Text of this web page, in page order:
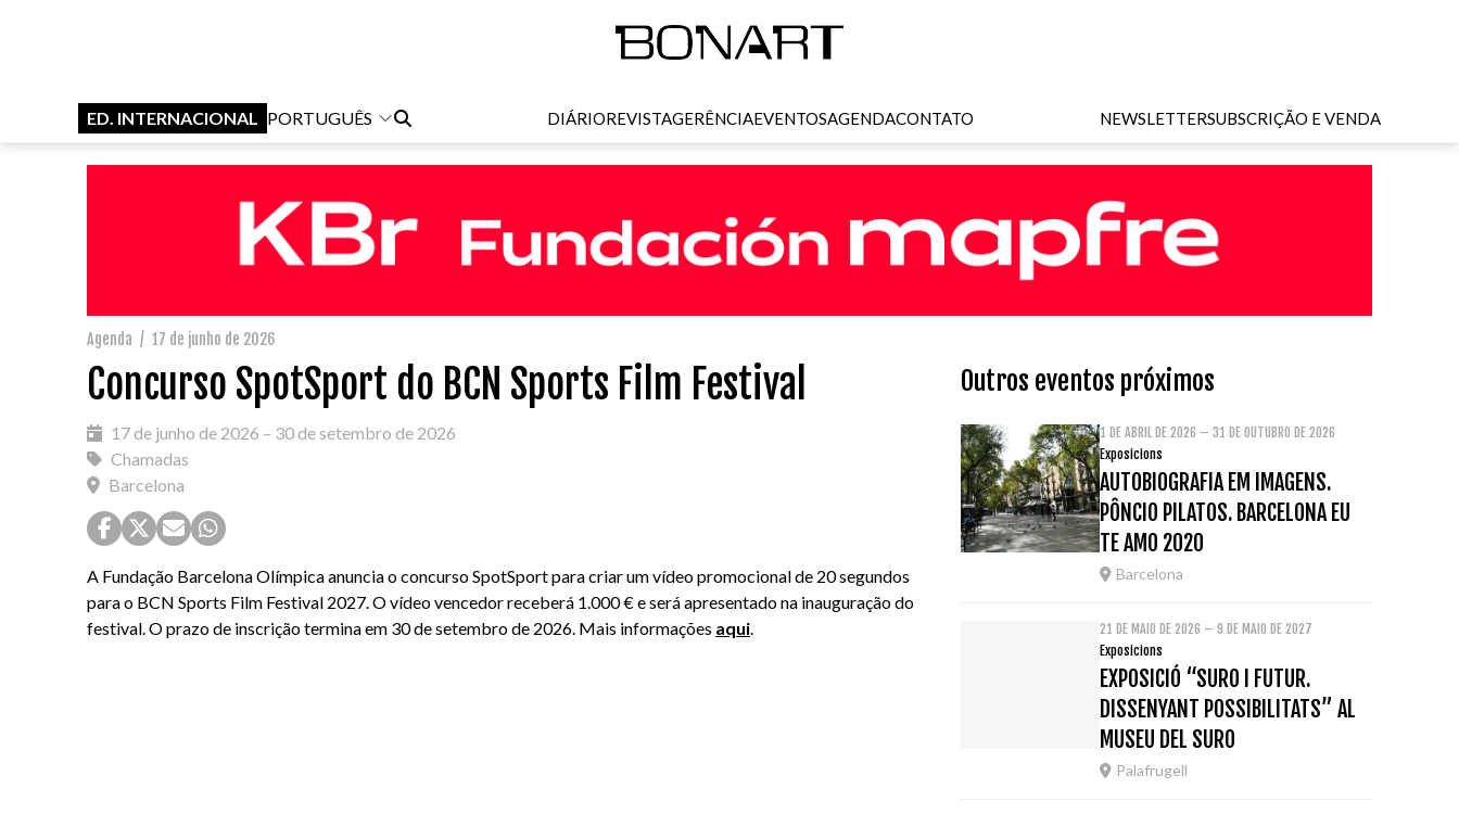
ED. INTERNACIONAL PORTUGUÊS DIÁRIOREVISTAGERÊNCIAEVENTOSAGENDACONTATO NEWSLETTERSUBSCRIÇÃO E VENDA
Agenda / 17 de junho de 2026
Concurso SpotSport do BCN Sports Film Festival
17 de junho de 2026 – 30 de setembro de 2026
Chamadas
Barcelona
A Fundação Barcelona Olímpica anuncia o concurso SpotSport para criar um vídeo promocional de 20 segundos
para o BCN Sports Film Festival 2027. O vídeo vencedor receberá 1.000 € e será apresentado na inauguração do
festival. O prazo de inscrição termina em 30 de setembro de 2026. Mais informações aqui
Outros eventos próximos
1 DE ABRIL DE 2026 – 31 DE OUTUBRO DE 2026
Exposicions
AUTOBIOGRAFIA EM IMAGENS.
PÔNCIO PILATOS. BARCELONA EU
TE AMO 2020
Barcelona
21 DE MAIO DE 2026 – 9 DE MAIO DE 2027
Exposicions
EXPOSICIÓ “SURO I FUTUR.
DISSENYANT POSSIBILITATS” AL
MUSEU DEL SURO
Palafrugell